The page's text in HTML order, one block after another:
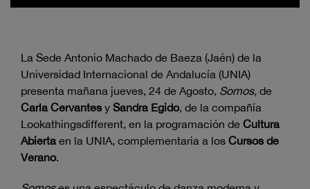
La Sede Antonio Machado de Baeza (Jaén) de la
Universidad Internacional de Andalucía (UNIA)
presenta mañana jueves, 24 de Agosto, Somos, de
Carla Cervantes y Sandra Egido, de la compañía
Lookathingsdifferent, en la programación de Cultura
Abierta en la UNIA, complementaria a los Cursos de
Verano.